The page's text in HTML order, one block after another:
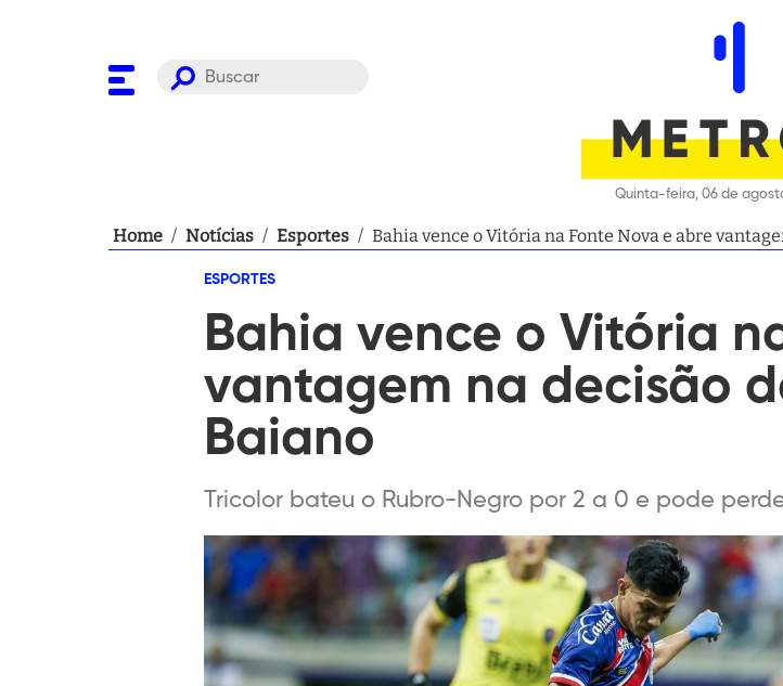
Quinta-feira, 06 de
Home / Notícias / Esportes / Bahia vence o Vitória na Fonte Nova e abre
ESPORTES
Bahia vence o Vitória
vantagem na decisão
Baiano
Tricolor bateu o Rubro-Negro por 2 a 0 e pode